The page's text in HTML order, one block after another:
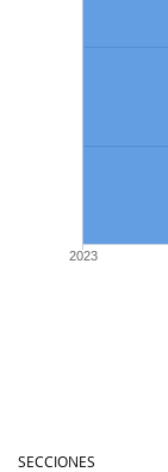
2023
SECCIONES